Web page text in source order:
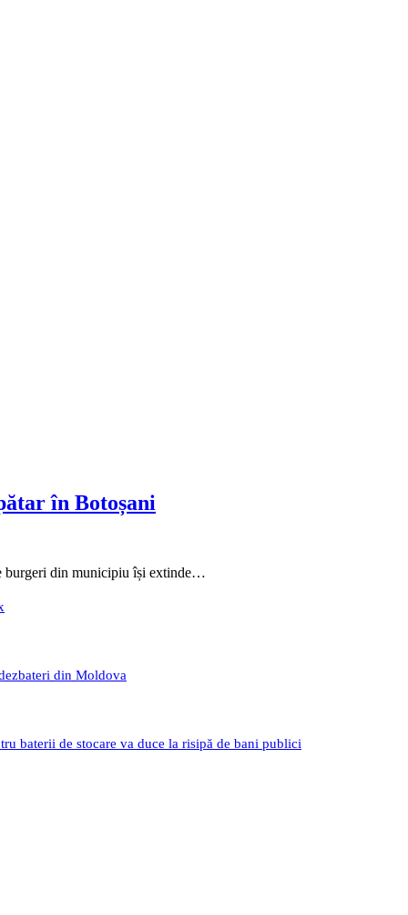
în Botoșani
burgeri din municipiu își extinde…
din Moldova
baterii de stocare va duce la risipă de bani publici